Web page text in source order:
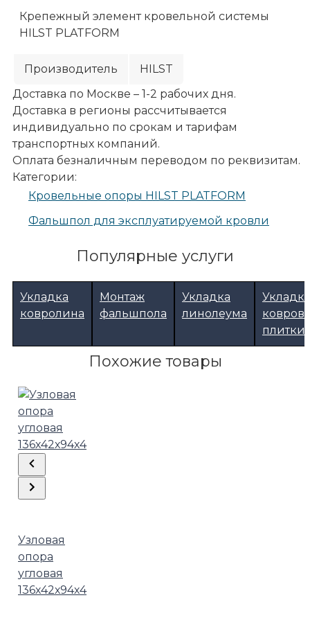
Террасы и улица
Монтажная гайка шестигранная М10
Крепежный элемент кровельной системы
HILST PLATFORM
Производитель
HILST
Доставка по Москве – 1-2 рабочих дня.
Доставка в регионы рассчитывается
индивидуально по срокам и тарифам
транспортных компаний.
Оплата безналичным переводом по реквизитам.
Категории:
Кровельные опоры HILST PLATFORM
Фальшпол для эксплуатируемой кровли
Популярные услуги
Укладка
ковролина
Монтаж
фальшпола
Укладка
линолеума
Укладка
плитки
Похожие товары
Узловая
опора
угловая
136х42х94х4